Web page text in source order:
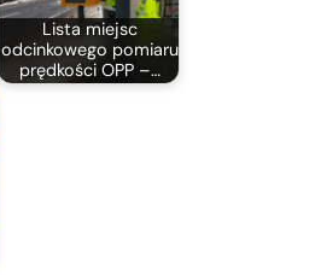
Lista miejsc
odcinkowego pomiaru
prędkości OPP –…